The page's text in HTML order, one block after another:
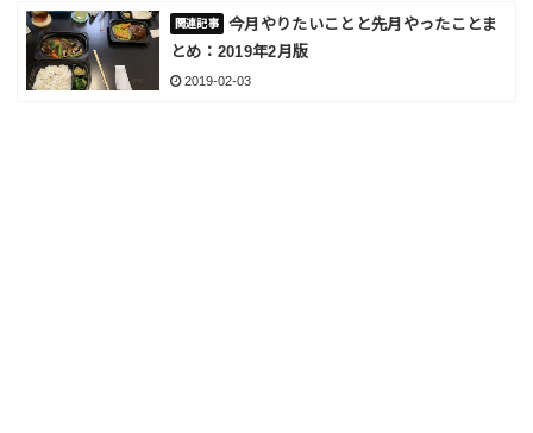
今月やりたいことと先月やったことま
とめ：2019年2月版
2019-02-03